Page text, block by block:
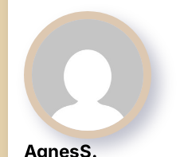
AgnesS.